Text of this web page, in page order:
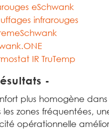
eSchwank
infrarouges
IR TruTemp
-
plus homogène dans
les zones fréquentées,
opérationnelle